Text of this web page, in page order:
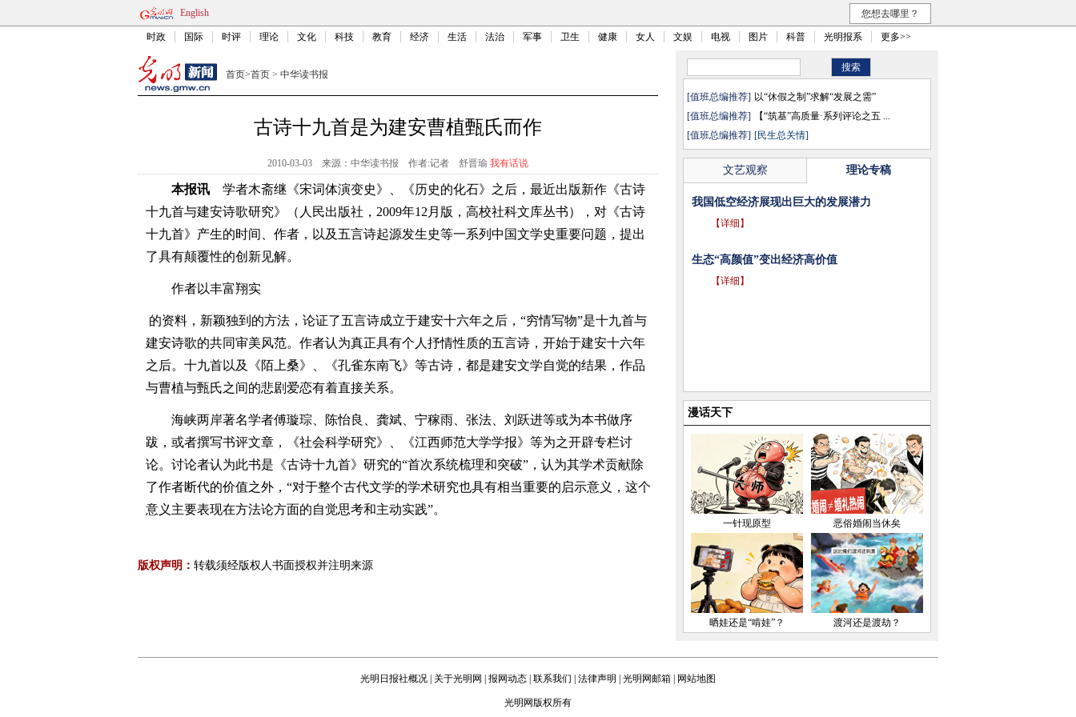
English 您想去哪里？
时政 国际 时评 理论 文化 科技 教育 经济 生活 法治 军事 卫生 健康 女人 文娱 电视 图片 科普 光明报系 更多>>
首页>首页 > 中华读书报
古诗十九首是为建安曹植甄氏而作
2010-03-03 来源：中华读书报 作者:记者 舒晋瑜 我有话说
本报讯 学者木斋继《宋词体演变史》、《历史的化石》之后，最近出版新作《古诗
十九首与建安诗歌研究》（人民出版社，2009年12月版，高校社科文库丛书），对《古诗
十九首》产生的时间、作者，以及五言诗起源发生史等一系列中国文学史重要问题，提出
了具有颠覆性的创新见解。
作者以丰富翔实
的资料，新颖独到的方法，论证了五言诗成立于建安十六年之后，“穷情写物”是十九首与
建安诗歌的共同审美风范。作者认为真正具有个人抒情性质的五言诗，开始于建安十六年
之后。十九首以及《陌上桑》、《孔雀东南飞》等古诗，都是建安文学自觉的结果，作品
与曹植与甄氏之间的悲剧爱恋有着直接关系。
海峡两岸著名学者傅璇琮、陈怡良、龚斌、宁稼雨、张法、刘跃进等或为本书做序
跋，或者撰写书评文章，《社会科学研究》、《江西师范大学学报》等为之开辟专栏讨
论。讨论者认为此书是《古诗十九首》研究的“首次系统梳理和突破”，认为其学术贡献除
了作者断代的价值之外，“对于整个古代文学的学术研究也具有相当重要的启示意义，这个
意义主要表现在方法论方面的自觉思考和主动实践”。
版权声明： 转载须经版权人书面授权并注明来源
[值班总编推荐] 以“休假之制”求解“发展之需”
[值班总编推荐]
【“筑基”高质量·系列评论之五 ...
[值班总编推荐] [民生总关情]
文艺观察 理论专稿
我国低空经济展现出巨大的发展潜力
【详细】
生态“高颜值”变出经济高价值
【详细】
漫话天下
一针现原型 恶俗婚闹当休矣
晒娃还是“啃娃”？ 渡河还是渡劫？
光明日报社概况 关于光明网 报网动态 联系我们 法律声明 光明网邮箱 网站地图
光明网版权所有